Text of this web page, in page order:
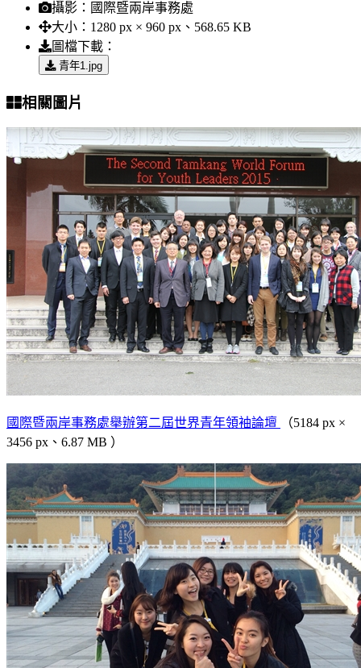
攝影： 國際暨兩岸事務處
大小： 1280 px × 960 px、568.65 KB
圖檔下載：
青年1.jpg
相關圖片
國際暨兩岸事務處舉辦第二屆世界青年領袖論壇
（5184 px ×
3456 px、6.87 MB ）